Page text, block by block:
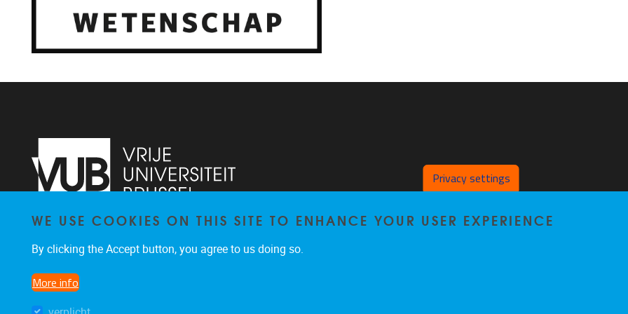
02 629 10 45
jeroen.van.schependom@vub.be
Privacy settings
WE USE COOKIES ON THIS SITE TO ENHANCE YOUR USER EXPERIENCE
By clicking the Accept button, you agree to us doing so.
More info